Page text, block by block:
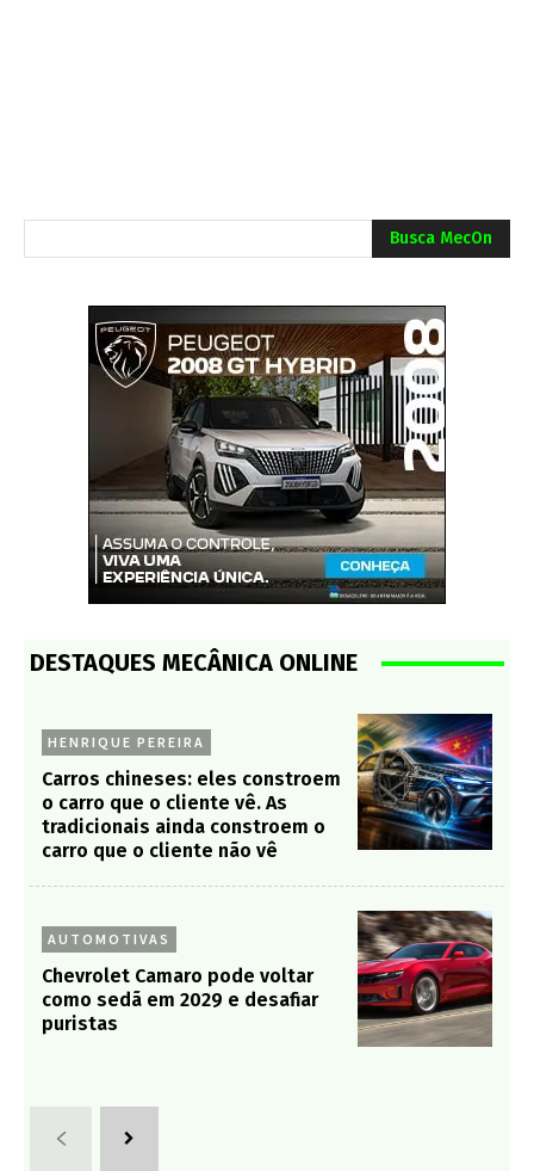
Busca MecOn
DESTAQUES MECÂNICA ONLINE
HENRIQUE PEREIRA
Carros chineses: eles constroem
o carro que o cliente vê. As
tradicionais ainda constroem o
carro que o cliente não vê
AUTOMOTIVAS
Chevrolet Camaro pode voltar
como sedã em 2029 e desafiar
puristas